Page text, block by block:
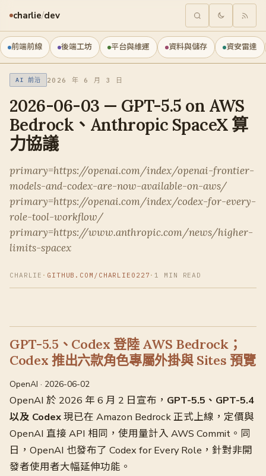
charlie/dev
前端前線 後端工坊 平台與維運 資料與儲存 資安雷達
AI 前沿 2026 年 6 月 3 日
2026-06-03 — GPT-5.5 on AWS
Bedrock、Anthropic SpaceX 算
力協議
primary=https://openai.com/index/openai-frontier-
models-and-codex-are-now-available-on-aws/
primary=https://openai.com/index/codex-for-every-
role-tool-workflow/
primary=https://www.anthropic.com/news/higher-
limits-spacex
CHARLIE · GITHUB.COM/CHARLIE0227 · 1 MIN READ
GPT-5.5、Codex 登陸 AWS Bedrock；
Codex 推出六款角色專屬外掛與 Sites 預覽
OpenAI · 2026-06-02
OpenAI 於 2026 年 6 月 2 日宣布， GPT-5.5、GPT-5.4
以及 Codex現已在 Amazon Bedrock 正式上線，定價與
OpenAI 直接 API 相同，使用量計入 AWS Commit。同
日，OpenAI 也發布了 Codex for Every Role，針對非開
發者使用者大幅延伸功能。